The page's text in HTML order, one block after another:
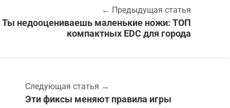
← Предыдущая статья
Ты недооцениваешь маленькие ножи: ТОП
компактных EDC для города
Следующая статья →
Эти фиксы меняют правила игры